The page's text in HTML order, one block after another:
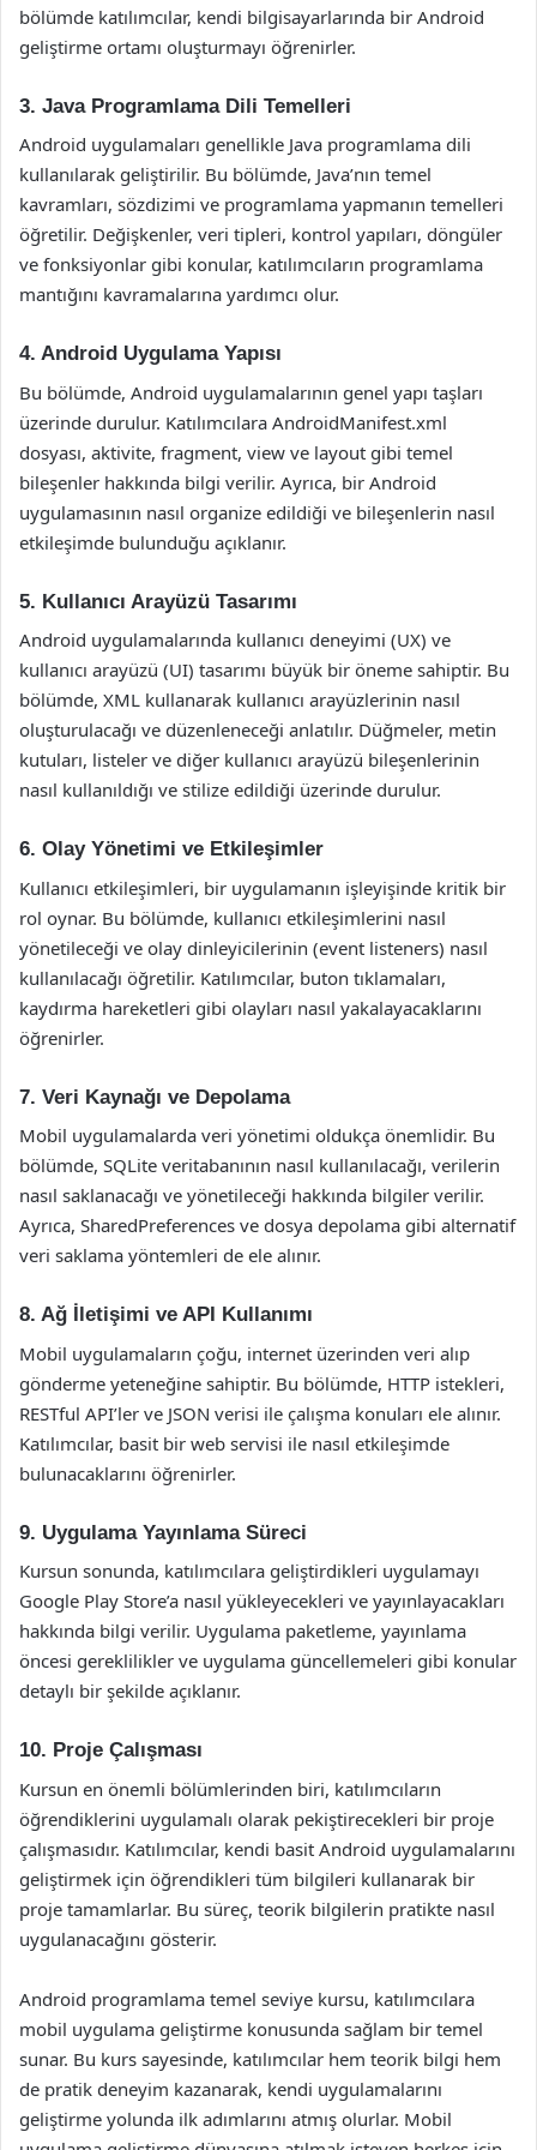
bölümde katılımcılar, kendi bilgisayarlarında bir Android
geliştirme ortamı oluşturmayı öğrenirler.
3. Java Programlama Dili Temelleri
Android uygulamaları genellikle Java programlama dili
kullanılarak geliştirilir. Bu bölümde, Java’nın temel
kavramları, sözdizimi ve programlama yapmanın temelleri
öğretilir. Değişkenler, veri tipleri, kontrol yapıları, döngüler
ve fonksiyonlar gibi konular, katılımcıların programlama
mantığını kavramalarına yardımcı olur.
4. Android Uygulama Yapısı
Bu bölümde, Android uygulamalarının genel yapı taşları
üzerinde durulur. Katılımcılara AndroidManifest.xml
dosyası, aktivite, fragment, view ve layout gibi temel
bileşenler hakkında bilgi verilir. Ayrıca, bir Android
uygulamasının nasıl organize edildiği ve bileşenlerin nasıl
etkileşimde bulunduğu açıklanır.
5. Kullanıcı Arayüzü Tasarımı
Android uygulamalarında kullanıcı deneyimi (UX) ve
kullanıcı arayüzü (UI) tasarımı büyük bir öneme sahiptir. Bu
bölümde, XML kullanarak kullanıcı arayüzlerinin nasıl
oluşturulacağı ve düzenleneceği anlatılır. Düğmeler, metin
kutuları, listeler ve diğer kullanıcı arayüzü bileşenlerinin
nasıl kullanıldığı ve stilize edildiği üzerinde durulur.
6. Olay Yönetimi ve Etkileşimler
Kullanıcı etkileşimleri, bir uygulamanın işleyişinde kritik bir
rol oynar. Bu bölümde, kullanıcı etkileşimlerini nasıl
yönetileceği ve olay dinleyicilerinin (event listeners) nasıl
kullanılacağı öğretilir. Katılımcılar, buton tıklamaları,
kaydırma hareketleri gibi olayları nasıl yakalayacaklarını
öğrenirler.
7. Veri Kaynağı ve Depolama
Mobil uygulamalarda veri yönetimi oldukça önemlidir. Bu
bölümde, SQLite veritabanının nasıl kullanılacağı, verilerin
nasıl saklanacağı ve yönetileceği hakkında bilgiler verilir.
Ayrıca, SharedPreferences ve dosya depolama gibi alternatif
veri saklama yöntemleri de ele alınır.
8. Ağ İletişimi ve API Kullanımı
Mobil uygulamaların çoğu, internet üzerinden veri alıp
gönderme yeteneğine sahiptir. Bu bölümde, HTTP istekleri,
RESTful API’ler ve JSON verisi ile çalışma konuları ele alınır.
Katılımcılar, basit bir web servisi ile nasıl etkileşimde
bulunacaklarını öğrenirler.
9. Uygulama Yayınlama Süreci
Kursun sonunda, katılımcılara geliştirdikleri uygulamayı
Google Play Store’a nasıl yükleyecekleri ve yayınlayacakları
hakkında bilgi verilir. Uygulama paketleme, yayınlama
öncesi gereklilikler ve uygulama güncellemeleri gibi konular
detaylı bir şekilde açıklanır.
10. Proje Çalışması
Kursun en önemli bölümlerinden biri, katılımcıların
öğrendiklerini uygulamalı olarak pekiştirecekleri bir proje
çalışmasıdır. Katılımcılar, kendi basit Android uygulamalarını
geliştirmek için öğrendikleri tüm bilgileri kullanarak bir
proje tamamlarlar. Bu süreç, teorik bilgilerin pratikte nasıl
uygulanacağını gösterir.
Android programlama temel seviye kursu, katılımcılara
mobil uygulama geliştirme konusunda sağlam bir temel
sunar. Bu kurs sayesinde, katılımcılar hem teorik bilgi hem
de pratik deneyim kazanarak, kendi uygulamalarını
geliştirme yolunda ilk adımlarını atmış olurlar. Mobil